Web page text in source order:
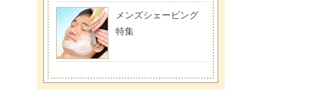
メンズシェービング
特集